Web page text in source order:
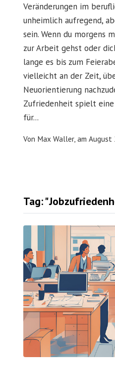
Veränderungen im
unheimlich aufregend,
sein. Wenn du morgens
zur Arbeit gehst oder
lange es bis zum
vielleicht an der Zeit,
Neuorientierung
Zufriedenheit spielt
für...
Von Max Waller, amAugust
Tag: